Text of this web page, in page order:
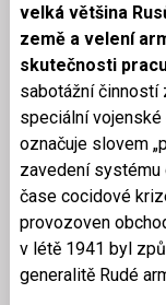
velká většina
země a velení
skutečnosti
sabotážní činností
speciální vojenské
označuje slovem
zavedení
čase cocidové
provozoven
v létě 1941 byl
generalitě Rudé